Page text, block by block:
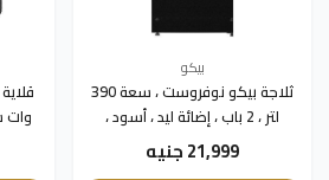
بيكو
ثلاجة بيكو نوفروست ، سعة 390
لتر ، 2 باب ، إضائة ليد ، أسود ،
RDNE420KDB
21,999 جنيه